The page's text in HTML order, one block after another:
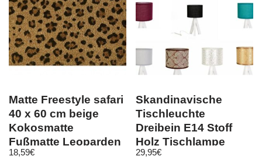
Matte Freestyle safari
40 x 60 cm beige
Kokosmatte
Fußmatte Leoparden
Muster
18,59€
Skandinavische
Tischleuchte
Dreibein E14 Stoff
Holz Tischlampe
Nachttisch
29,95€